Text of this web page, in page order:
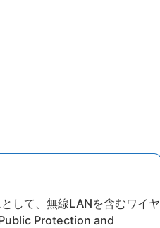
して、無線LANを含むワイヤ
Protection and